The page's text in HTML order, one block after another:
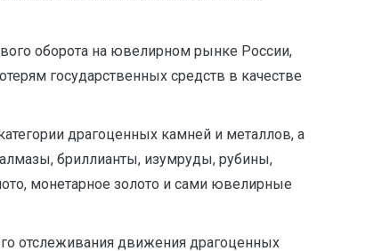
оборота на ювелирном рынке России,
государственных средств в качестве
драгоценных камней и металлов, а
бриллианты, изумруды, рубины,
монетарное золото и сами ювелирные
отслеживания движения драгоценных